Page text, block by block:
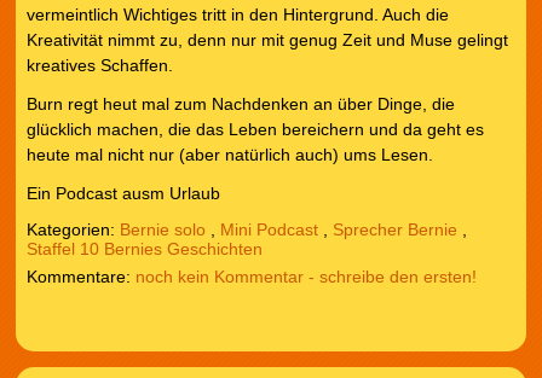
vermeintlich Wichtiges tritt in den Hintergrund. Auch die
Kreativität nimmt zu, denn nur mit genug Zeit und Muse gelingt
kreatives Schaffen.
Burn regt heut mal zum Nachdenken an über Dinge, die
glücklich machen, die das Leben bereichern und da geht es
heute mal nicht nur (aber natürlich auch) ums Lesen.
Ein Podcast ausm Urlaub
Kategorien: Bernie solo Mini Podcast, Sprecher Bernie
Staffel 10 Bernies Geschichten
noch kein Kommentar - schreibe den ersten!